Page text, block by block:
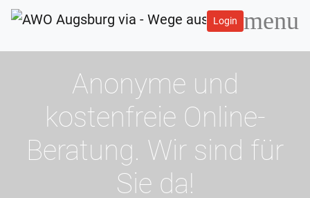
Login menu
Anonyme und
kostenfreie Online-
Beratung. Wir sind für
Sie da!